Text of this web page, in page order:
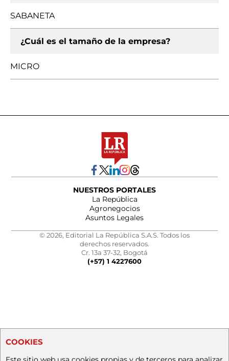
SABANETA
¿Cuál es el tamaño de la empresa?
MICRO
NUESTROS PORTALES
La República
Agronegocios
Asuntos Legales
© 2026, Editorial La República S.A.S. Todos los
derechos reservados.
Cr. 13a 37-32, Bogotá
(+57) 1 4227600
COOKIES